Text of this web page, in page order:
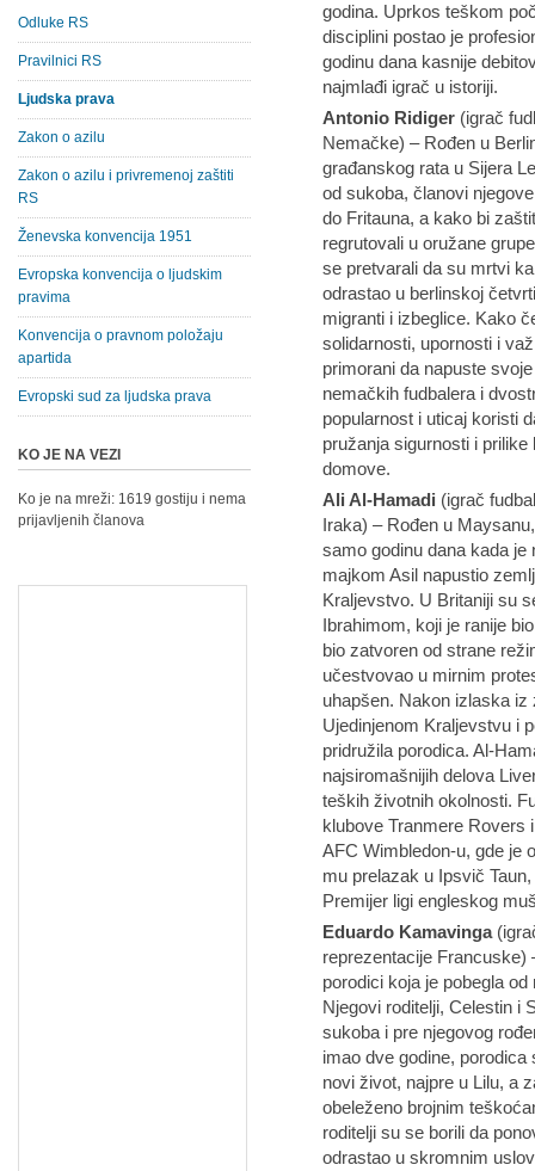
godina. Uprkos teškom
disciplini postao je
godinu dana kasnije
najmlađi igrač u istoriji.
Antonio Ridiger (igrač
Nemačke) – Rođen u
građanskog rata u Sijera
od sukoba, članovi
do Fritauna, a kako bi
regrutovali u oružane
se pretvarali da su mrtvi
odrastao u berlinskoj
migranti i izbeglice. Kako
solidarnosti, upornosti i
primorani da napuste
nemačkih fudbalera i
popularnost i uticaj koristi
pružanja sigurnosti i
domove.
Ali Al-Hamadi (igrač
Iraka) – Rođen u
samo godinu dana kada
majkom Asil napustio
Kraljevstvo. U Britaniji su
Ibrahimom, koji je ranije
bio zatvoren od strane
učestvovao u mirnim
uhapšen. Nakon izlaska
Ujedinjenom Kraljevstvu i
pridružila porodica. Al-
najsiromašnijih delova
teških životnih okolnosti.
klubove Tranmere Rovers
AFC Wimbledon-u, gde je
mu prelazak u Ipsvič
Premijer ligi engleskog
Eduardo Kamavinga
reprezentacije Francuske)
porodici koja je pobegla
Njegovi roditelji, Celestin i
sukoba i pre njegovog
imao dve godine,
novi život, najpre u Lilu, a
obeleženo brojnim
roditelji su se borili da
odrastao u skromnim
Odluke RS
Pravilnici RS
Ljudska prava
Zakon o azilu
Zakon o azilu i privremenoj zaštiti
RS
Ženevska konvencija 1951
Evropska konvencija o ljudskim
pravima
Konvencija o pravnom položaju
apartida
Evropski sud za ljudska prava
KO JE NA VEZI
Ko je na mreži: 1619 gostiju i nema
prijavljenih članova